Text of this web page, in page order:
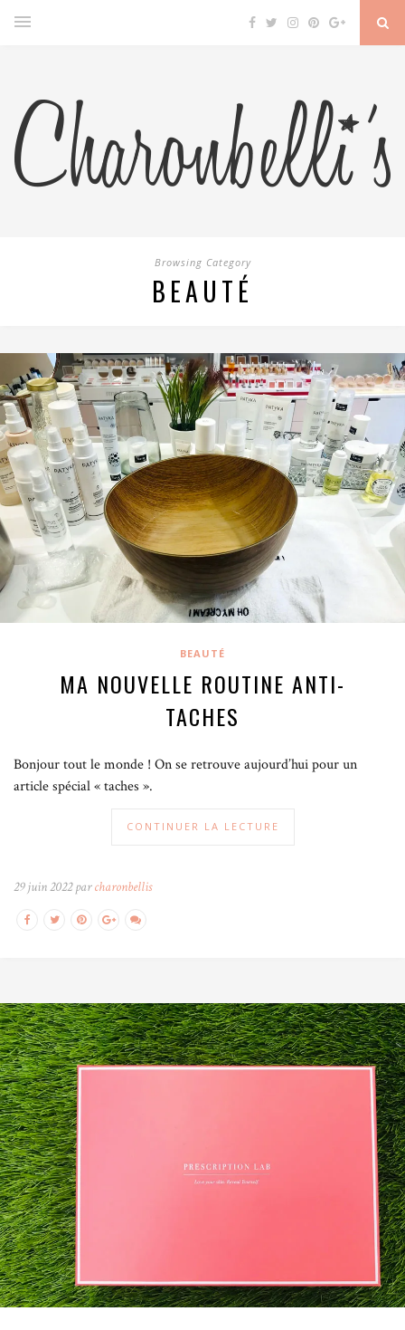
Browsing Category
BEAUTÉ
BEAUTÉ
MA NOUVELLE ROUTINE ANTI-
TACHES
Bonjour tout le monde ! On se retrouve aujourd’hui pour un
article spécial « taches ».
CONTINUER LA LECTURE
29 juin 2022 parcharonbellis